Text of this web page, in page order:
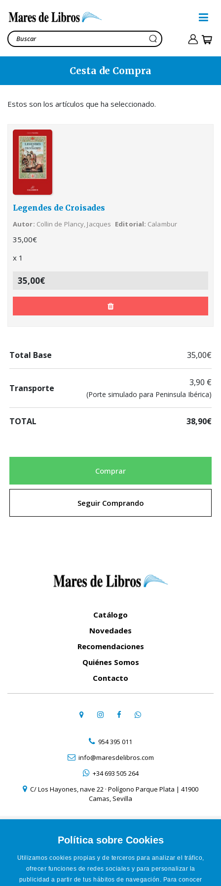
Política sobre Cookies
Utilizamos cookies propias y de terceros para analizar el tráfico,
ofrecer funciones de redes sociales y para personalizar la
publicidad a partir de tus hábitos de navegación. Para conocer
Legendes de Croisades
35,00€
Cesta de Compra
Estos son los artículos que ha seleccionado.
Legendes de Croisades
Autor Collin de Plancy, Jacques Editorial Calambur
35,00€
x 1
35,00€
Total Base 35,00€
Transporte
3,90 €
(Porte simulado para Peninsula Ibérica)
TOTAL 38,90€
Comprar
Seguir Comprando
Catálogo
Novedades
Recomendaciones
Quiénes Somos
Contacto
954 395 011
info@maresdelibros.com
+34 693 505 264
C/ Los Hayones, nave 22 · Polígono Parque Plata | 41900
Camas, Sevilla
Política de Cookies
Condiciones de venta online
Accesibilidad